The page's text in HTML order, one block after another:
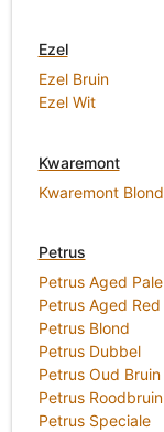
Ezel
Ezel Bruin
Ezel Wit
Kwaremont
Kwaremont Blond
Petrus
Petrus Aged Pale
Petrus Aged Red
Petrus Blond
Petrus Dubbel
Petrus Oud Bruin
Petrus Roodbruin
Petrus Speciale